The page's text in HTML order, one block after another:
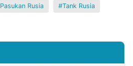
Pasukan Rusia Tank Rusia